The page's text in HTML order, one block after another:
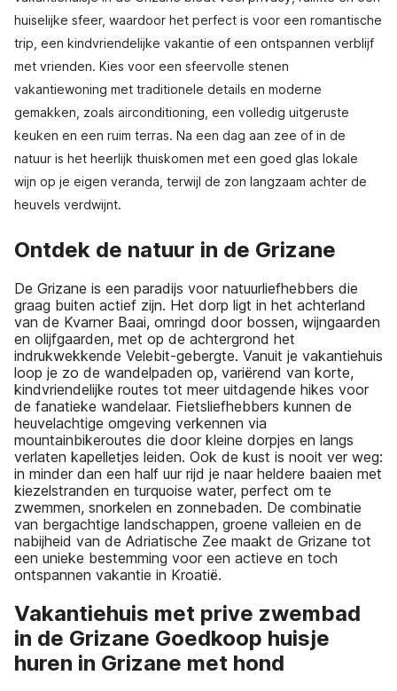
huiselijke sfeer, waardoor het perfect is voor een romantische
trip, een kindvriendelijke vakantie of een ontspannen verblijf
met vrienden. Kies voor een sfeervolle stenen
vakantiewoning met traditionele details en moderne
gemakken, zoals airconditioning, een volledig uitgeruste
keuken en een ruim terras. Na een dag aan zee of in de
natuur is het heerlijk thuiskomen met een goed glas lokale
wijn op je eigen veranda, terwijl de zon langzaam achter de
heuvels verdwijnt.
Ontdek de natuur in de Grizane
De Grizane is een paradijs voor natuurliefhebbers die
graag buiten actief zijn. Het dorp ligt in het achterland
van de Kvarner Baai, omringd door bossen, wijngaarden
en olijfgaarden, met op de achtergrond het
indrukwekkende Velebit-gebergte. Vanuit je vakantiehuis
loop je zo de wandelpaden op, variërend van korte,
kindvriendelijke routes tot meer uitdagende hikes voor
de fanatieke wandelaar. Fietsliefhebbers kunnen de
heuvelachtige omgeving verkennen via
mountainbikeroutes die door kleine dorpjes en langs
verlaten kapelletjes leiden. Ook de kust is nooit ver weg:
in minder dan een half uur rijd je naar heldere baaien met
kiezelstranden en turquoise water, perfect om te
zwemmen, snorkelen en zonnebaden. De combinatie
van bergachtige landschappen, groene valleien en de
nabijheid van de Adriatische Zee maakt de Grizane tot
een unieke bestemming voor een actieve en toch
ontspannen vakantie in Kroatië.
Vakantiehuis met prive zwembad
in de Grizane Goedkoop huisje
huren in Grizane met hond